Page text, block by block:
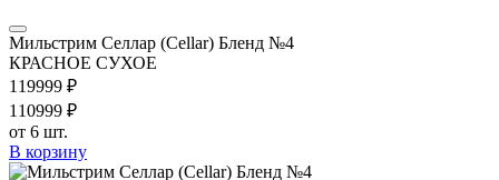
Мильстрим Селлар (Cellar) Бленд №4
КРАСНОЕ СУХОЕ
119999 ₽
110999 ₽
от 6 шт.
В корзину